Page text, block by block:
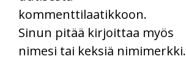
kommenttilaatikkoon.
Sinun pitää kirjoittaa myös
nimesi tai keksiä nimimerkki.